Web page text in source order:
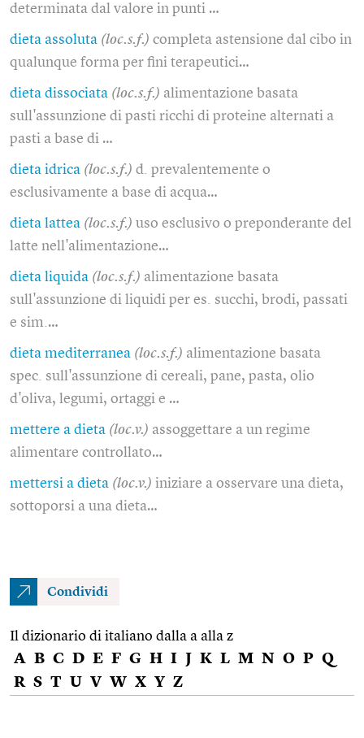
determinata dal valore in punti …
dieta assoluta (loc.s.f.) completa astensione dal cibo in
qualunque forma per fini terapeutici…
dieta dissociata (loc.s.f.) alimentazione basata
sull'assunzione di pasti ricchi di proteine alternati a
pasti a base di …
dieta idrica (loc.s.f.) d. prevalentemente o
esclusivamente a base di acqua…
dieta lattea (loc.s.f.) uso esclusivo o preponderante del
latte nell'alimentazione…
dieta liquida (loc.s.f.) alimentazione basata
sull'assunzione di liquidi per es. succhi, brodi, passati
e sim.…
dieta mediterranea (loc.s.f.) alimentazione basata
spec. sull'assunzione di cereali, pane, pasta, olio
d'oliva, legumi, ortaggi e …
mettere a dieta (loc.v.) assoggettare a un regime
alimentare controllato…
mettersi a dieta (loc.v.) iniziare a osservare una dieta,
sottoporsi a una dieta…
Condividi
Il dizionario di italiano dalla a alla z
A B C D E F G H I J K L M N O P Q
R S T U V W X Y Z